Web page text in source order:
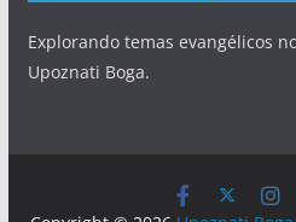
Explorando temas evangélicos
Upoznati Boga.